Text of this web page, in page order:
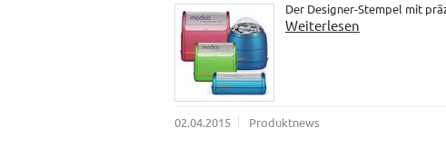
Der Designer-Stempel mit
Weiterlesen
02.04.2015 Produktnews